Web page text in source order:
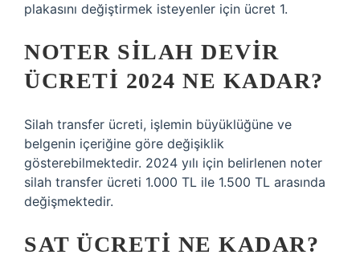
plakasını değiştirmek isteyenler için ücret 1.
NOTER SILAH DEVIR
ÜCRETI 2024 NE KADAR?
Silah transfer ücreti, işlemin büyüklüğüne ve
belgenin içeriğine göre değişiklik
gösterebilmektedir. 2024 yılı için belirlenen noter
silah transfer ücreti 1.000 TL ile 1.500 TL arasında
değişmektedir.
SAT ÜCRETI NE KADAR?